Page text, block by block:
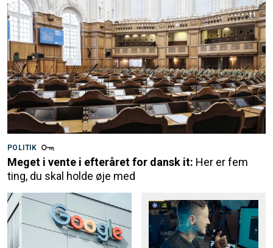
POLITIK
Meget i vente i efteråret for dansk it: Her er fem
ting, du skal holde øje med